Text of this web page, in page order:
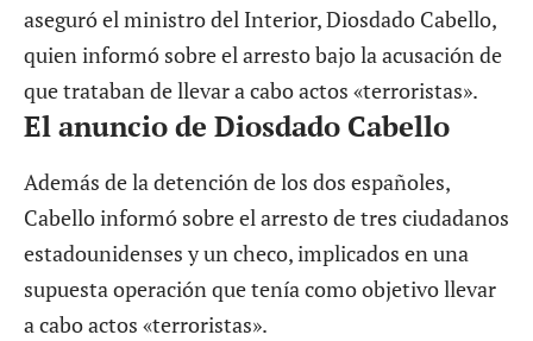
aseguró el ministro del Interior, Diosdado Cabello,
quien informó sobre el arresto bajo la acusación de
que trataban de llevar a cabo actos «terroristas».
El anuncio de Diosdado Cabello
Además de la detención de los dos españoles,
Cabello informó sobre el arresto de tres ciudadanos
estadounidenses y un checo, implicados en una
supuesta operación que tenía como objetivo llevar
a cabo actos «terroristas».